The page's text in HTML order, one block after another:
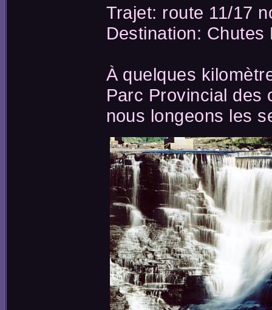
Trajet: route 11/17
Destination:
À quelques
Parc Provincial des
nous longeons les